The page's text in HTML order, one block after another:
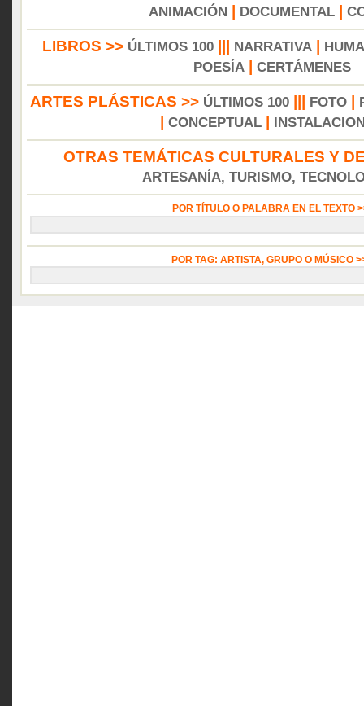
ANIMACIÓN
DOCUMENTAL|
LIBROS >> ÚLTIMOS 100 NARRATIVA
POESÍA| CERTÁMENES
ARTES PLÁSTICAS >> ÚLTIMOS 100 FOTO
CONCEPTUAL
OTRAS TEMÁTICAS CULTURALES Y
ARTESANÍA, TURISMO,
POR TÍTULO O PALABRA EN EL TEXTO
POR TAG: ARTISTA, GRUPO O MÚSICO